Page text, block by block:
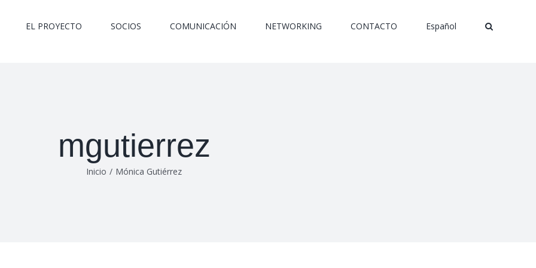
EL PROYECTO SOCIOS COMUNICACIÓN NETWORKING CONTACTO Español
mgutierrez
Inicio / Mónica Gutiérrez